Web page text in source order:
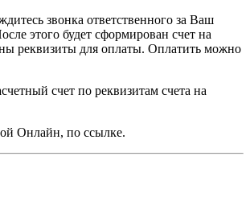
звонка ответственного за Ваш
этого будет сформирован счет на
реквизиты для оплаты. Оплатить можно
счет по реквизитам счета на
Онлайн, по ссылке.